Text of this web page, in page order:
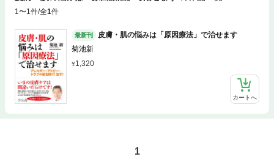
1〜1件/全1件
最新刊
皮膚・肌の悩みは「原因療法」で治せます
菊池新
1,320
カートへ
1